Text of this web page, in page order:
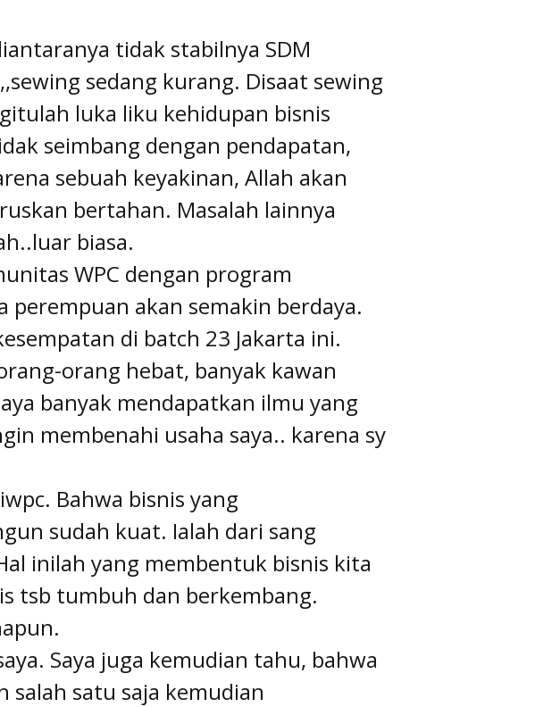
tidak stabilnya SDM
sedang kurang. Disaat sewing
luka liku kehidupan bisnis
seimbang dengan pendapatan,
sebuah keyakinan, Allah akan
bertahan. Masalah lainnya
biasa.
WPC dengan program
akan semakin berdaya.
di batch 23 Jakarta ini.
orang hebat, banyak kawan
banyak mendapatkan ilmu yang
membenahi usaha saya.. karena sy
Bahwa bisnis yang
sudah kuat. Ialah dari sang
inilah yang membentuk bisnis kita
tsb tumbuh dan berkembang.
Saya juga kemudian tahu, bahwa
salah satu saja kemudian